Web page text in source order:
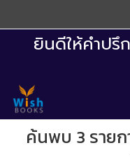
ยินดีให้คำปรึ
ค้นพบ 3 รายก